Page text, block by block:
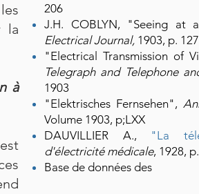
la
à
206
J.H. COBLYN, "Seeing at
Electrical Journal, 1903, p. 127
"Electrical Transmission of
Telegraph and Telephone
1903
"Elektrisches Fernsehen",
Volume 1903, p;LXX
DAUVILLIER A., "La
d'électricité médicale, 1928,
Base de données des